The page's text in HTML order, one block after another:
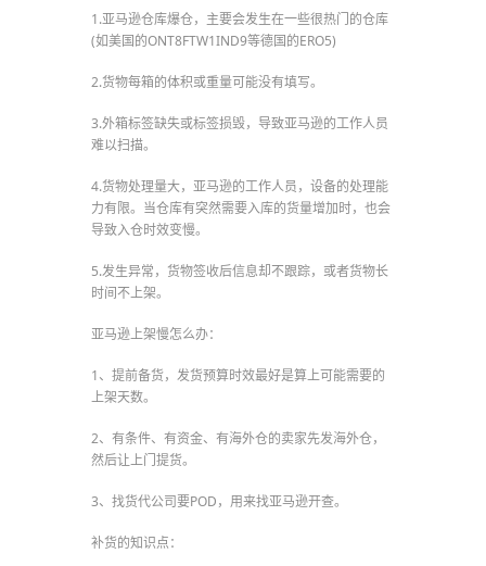
1.亚马逊仓库爆仓，主要会发生在一些很热门的仓库
(如美国的ONT8FTW1IND9等德国的ERO5)
2.货物每箱的体积或重量可能没有填写。
3.外箱标签缺失或标签损毁，导致亚马逊的工作人员
难以扫描。
4.货物处理量大，亚马逊的工作人员，设备的处理能
力有限。当仓库有突然需要入库的货量增加时，也会
导致入仓时效变慢。
5.发生异常，货物签收后信息却不跟踪，或者货物长
时间不上架。
亚马逊上架慢怎么办：
1、提前备货，发货预算时效最好是算上可能需要的
上架天数。
2、有条件、有资金、有海外仓的卖家先发海外仓，
然后让上门提货。
3、找货代公司要POD，用来找亚马逊开查。
补货的知识点：